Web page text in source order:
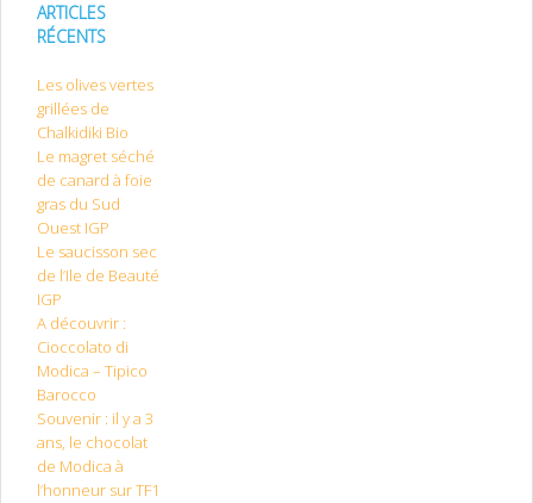
ARTICLES
RÉCENTS
Les olives vertes
grillées de
Chalkidiki Bio
Le magret séché
de canard à foie
gras du Sud
Ouest IGP
Le saucisson sec
de l’Ile de Beauté
IGP
A découvrir :
Cioccolato di
Modica – Tipico
Barocco
Souvenir : il y a 3
ans, le chocolat
de Modica à
l’honneur sur TF1